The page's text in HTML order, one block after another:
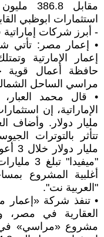
مقابل
استثمارات ابوظبي القابضة
- أبرز شركات
• إعمار مصر: تأتي
إعمار الإمارتية
حافظة أعمال قوية
مراسي الساحل
• قال محمد
مليار دولار. وأضاف
"ميفيدا"
"العربية نت".
• تنفذ شركة «إعمار
العقارية في مصر،
مشروع «مراسي» في